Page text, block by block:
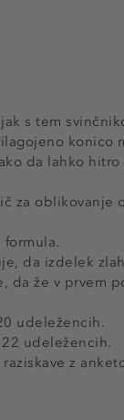
s tem
konico
da lahko
za
da izdelek
da že v prvem
udeležencih.
udeležencih.
z